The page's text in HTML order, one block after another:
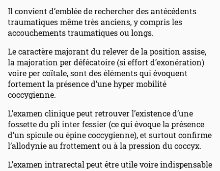
Il convient d’emblée de rechercher des antécédents
traumatiques même très anciens, y compris les
accouchements traumatiques ou longs.
Le caractère majorant du relever de la position assise,
la majoration per défécatoire (si effort d’exonération)
voire per coïtale, sont des éléments qui évoquent
fortement la présence d’une hyper mobilité
coccygienne.
L’examen clinique peut retrouver l’existence d’une
fossette du pli inter fessier (ce qui évoque la présence
d’un spicule ou épine coccygienne), et surtout confirme
l’allodynie au frottement ou à la pression du coccyx.
L’examen intrarectal peut être utile voire indispensable